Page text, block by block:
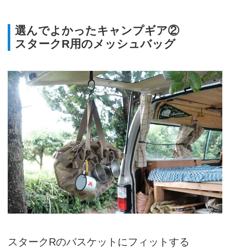
選んでよかったキャンプギア②
スタークR用のメッシュバッグ
スタークRのバスケットにフィットする